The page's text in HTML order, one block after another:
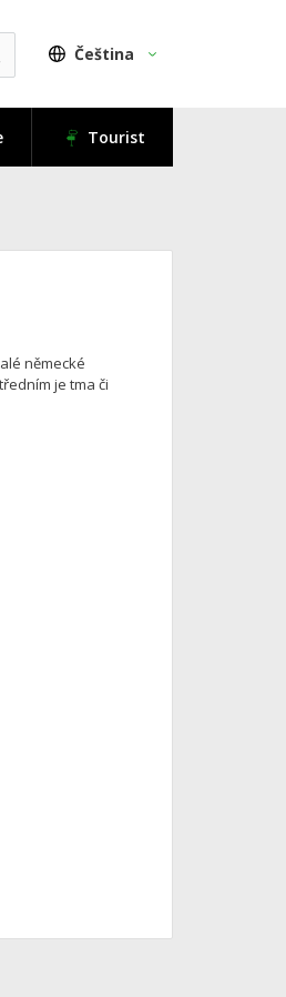
Čeština
Tourist
německé
je tma či